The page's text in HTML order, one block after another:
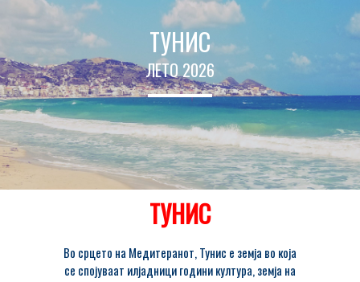
ТУНИС
ЛЕТО 2026
ТУНИС
Во срцето на Медитеранот, Тунис е земја во која
се спојуваат илјадници години култура, земја на